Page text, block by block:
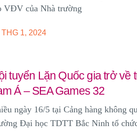
VĐV của Nhà trường
THG 1, 2024
tuyển Lặn Quốc gia trở về
Á – SEA Games 32
ngày 16/5 tại Cảng hàng không
Đại học TDTT Bắc Ninh tổ